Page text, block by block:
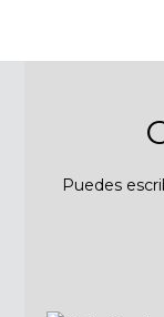
Puedes